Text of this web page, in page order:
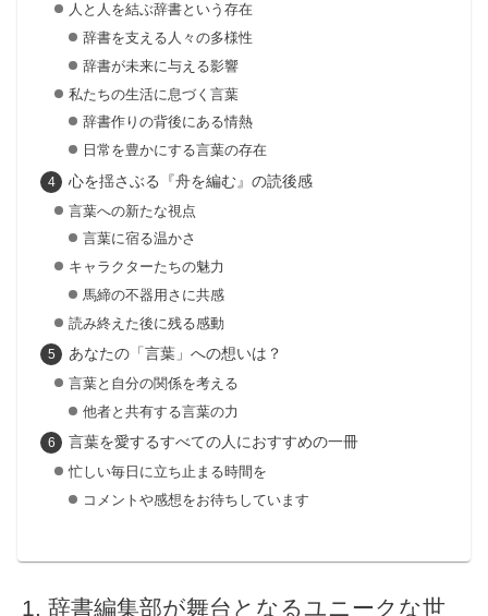
人と人を結ぶ辞書という存在
辞書を支える人々の多様性
辞書が未来に与える影響
私たちの生活に息づく言葉
辞書作りの背後にある情熱
日常を豊かにする言葉の存在
心を揺さぶる『舟を編む』の読後感
言葉への新たな視点
言葉に宿る温かさ
キャラクターたちの魅力
馬締の不器用さに共感
読み終えた後に残る感動
あなたの「言葉」への想いは？
言葉と自分の関係を考える
他者と共有する言葉の力
言葉を愛するすべての人におすすめの一冊
忙しい毎日に立ち止まる時間を
コメントや感想をお待ちしています
辞書編集部が舞台となるユニークな世